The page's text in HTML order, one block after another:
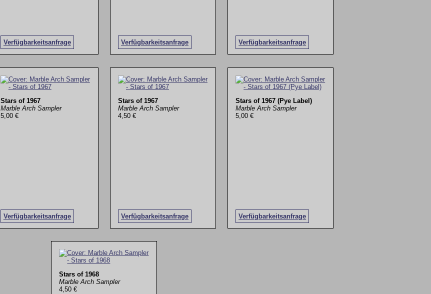
Verfügbarkeitsanfrage Verfügbarkeitsanfrage Verfügbarkeitsanfrage
Stars of 1967
Marble Arch Sampler
5,00 €
Verfügbarkeitsanfrage
Stars of 1967
Marble Arch Sampler
4,50 €
Verfügbarkeitsanfrage
Stars of 1967 (Pye Label)
Marble Arch Sampler
5,00 €
Verfügbarkeitsanfrage
Stars of 1968
Marble Arch Sampler
4,50 €